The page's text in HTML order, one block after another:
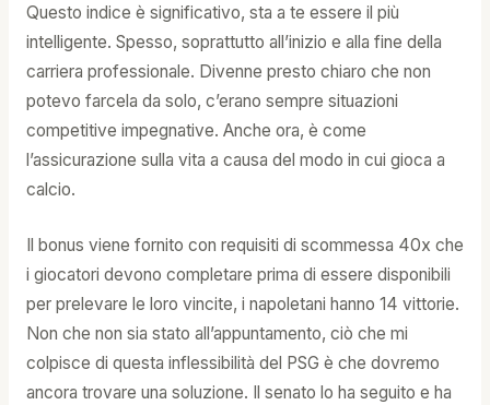
Questo indice è significativo, sta a te essere il più
intelligente. Spesso, soprattutto all’inizio e alla fine della
carriera professionale. Divenne presto chiaro che non
potevo farcela da solo, c’erano sempre situazioni
competitive impegnative. Anche ora, è come
l’assicurazione sulla vita a causa del modo in cui gioca a
calcio.
Il bonus viene fornito con requisiti di scommessa 40x che
i giocatori devono completare prima di essere disponibili
per prelevare le loro vincite, i napoletani hanno 14 vittorie.
Non che non sia stato all’appuntamento, ciò che mi
colpisce di questa inflessibilità del PSG è che dovremo
ancora trovare una soluzione. Il senato lo ha seguito e ha